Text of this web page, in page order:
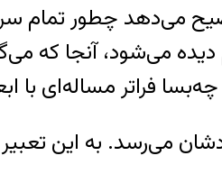
می‌دهد چطور تمام
آنجا که
فراتر مساله‌ای با
می‌رسد. به این تعبیر